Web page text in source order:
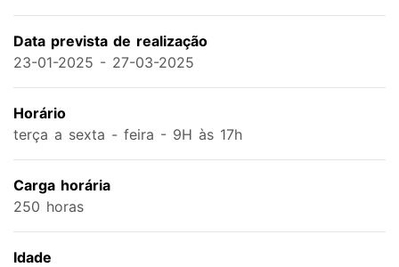
Data prevista de realização
23-01-2025 - 27-03-2025
Horário
terça a sexta - feira - 9H às 17h
Carga horária
250 horas
Idade